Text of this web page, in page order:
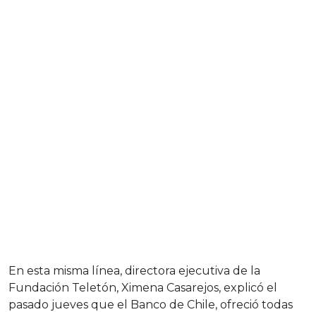
En esta misma línea, directora ejecutiva de la
Fundación Teletón, Ximena Casarejos, explicó el
pasado jueves que el Banco de Chile, ofreció todas